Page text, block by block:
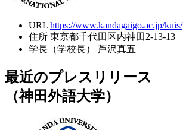
URL https://www.kandagaigo.ac.jp/kuis/
住所 東京都千代田区内神田2-13-13
学長（学校長）
芦沢真五
最近のプレスリリース
（神田外語大学）